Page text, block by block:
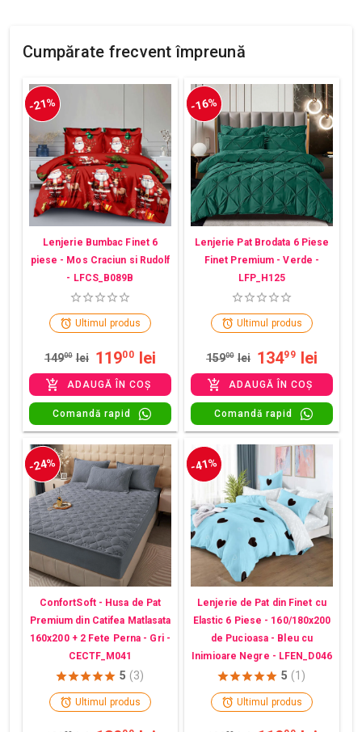
Cumpărate frecvent împreună
-21%
Lenjerie Bumbac Finet 6
piese - Mos Craciun si Rudolf
- LFCS_B089B
Ultimul produs
14900 lei 11900 lei
ADAUGĂ ÎN COȘ
Comandă rapid
-16%
Lenjerie Pat Brodata 6 Piese
Finet Premium - Verde -
LFP_H125
Ultimul produs
15900 lei 13499 lei
ADAUGĂ ÎN COȘ
Comandă rapid
-24%
ConfortSoft - Husa de Pat
Premium din Catifea Matlasata
160x200 + 2 Fete Perna - Gri -
CECTF_M041
5 (3)
Ultimul produs
-41%
Lenjerie de Pat din Finet cu
Elastic 6 Piese - 160/180x200
de Pucioasa - Bleu cu
Inimioare Negre - LFEN_D046
5 (1)
Ultimul produs